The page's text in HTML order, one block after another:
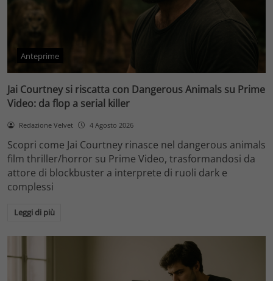
Anteprime
Jai Courtney si riscatta con Dangerous Animals su Prime
Video: da flop a serial killer
Redazione Velvet 4 Agosto 2026
Scopri come Jai Courtney rinasce nel dangerous animals
film thriller/horror su Prime Video, trasformandosi da
attore di blockbuster a interprete di ruoli dark e
complessi
Leggi di più